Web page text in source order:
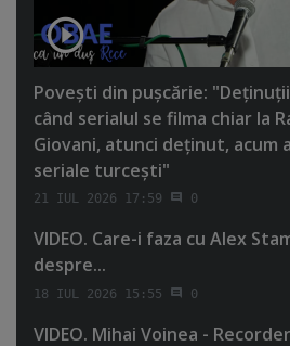
Poveşti din puşcărie:
când serialul se filma chiar la
Giovani, atunci deţinut, acum
seriale turceşti"
21 IUL 2026 17:59 0
VIDEO. Care-i faza cu Alex
despre...
18 IUL 2026 15:55 0
VIDEO. Mihai Voinea -